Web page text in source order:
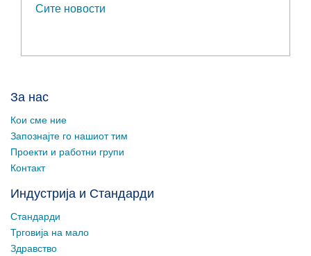
Сите новости
За нас
Кои сме ние
Запознајте го нашиот тим
Проекти и работни групи
Контакт
Индустрија и Стандарди
Стандарди
Трговија на мало
Здравство